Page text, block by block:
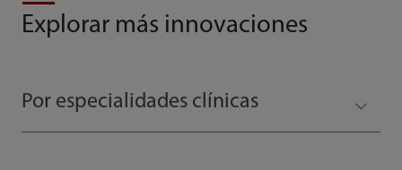
Explorar más innovaciones
Por especialidades clínicas